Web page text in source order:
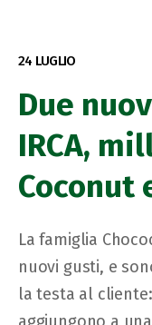
24 LUGLIO
Due
IRCA,
Coconut
La famiglia
nuovi gusti, e
la testa al